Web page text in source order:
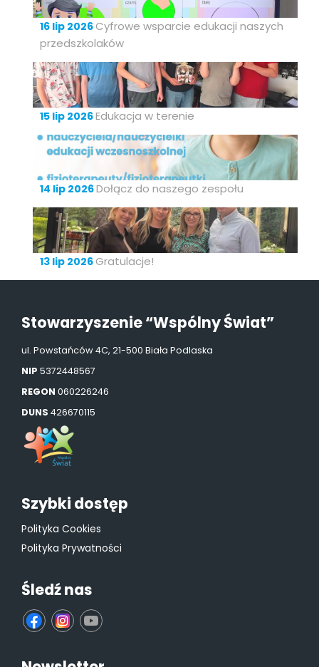
16 lip 2026 Cyfrowe wsparcie edukacji naszych
przedszkolaków
15 lip 2026Edukacja w terenie
14 lip 2026Dołącz do naszego zespołu
13 lip 2026 Gratulacje!
Stowarzyszenie “Wspólny Świat”
ul. Powstańców 4C, 21-500 Biała Podlaska
NIP 5372448567
REGON 060226246
DUNS 426670115
Szybki dostęp
Polityka Cookies
Polityka Prywatności
Śledź nas
fb ins yt